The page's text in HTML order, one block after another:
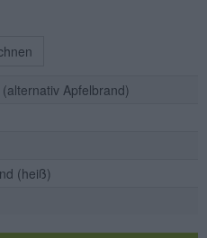
(alternativ Apfelbrand)
(heiß)